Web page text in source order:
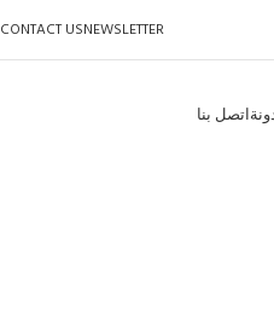
NEWSLETTER
CONTACT US
اتصل بنا